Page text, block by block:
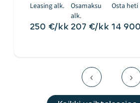
Leasing alk.
250 €/kk
Osamaksu
alk.
207 €/kk
Osta heti
14